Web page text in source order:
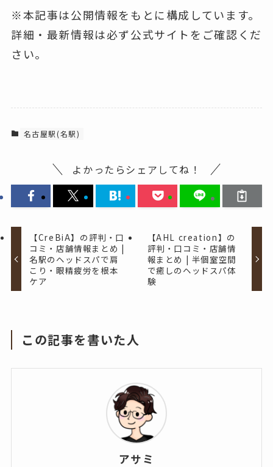
※本記事は公開情報をもとに構成しています。
詳細・最新情報は必ず公式サイトをご確認くだ
さい。
名古屋駅(名駅)
よかったらシェアしてね！
【CreBiA】の評判・口
コミ・店舗情報まとめ |
名駅のヘッドスパで肩
こり・眼精疲労を根本
ケア
【AHL creation】の
評判・口コミ・店舗情
報まとめ | 半個室空間
で癒しのヘッドスパ体
験
この記事を書いた人
アサミ